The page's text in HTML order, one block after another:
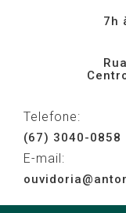
7h
Telefone:
(67) 3040-0858
E-mail: